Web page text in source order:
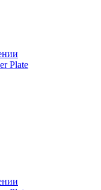
Plate